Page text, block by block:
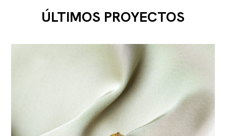
ÚLTIMOS PROYECTOS